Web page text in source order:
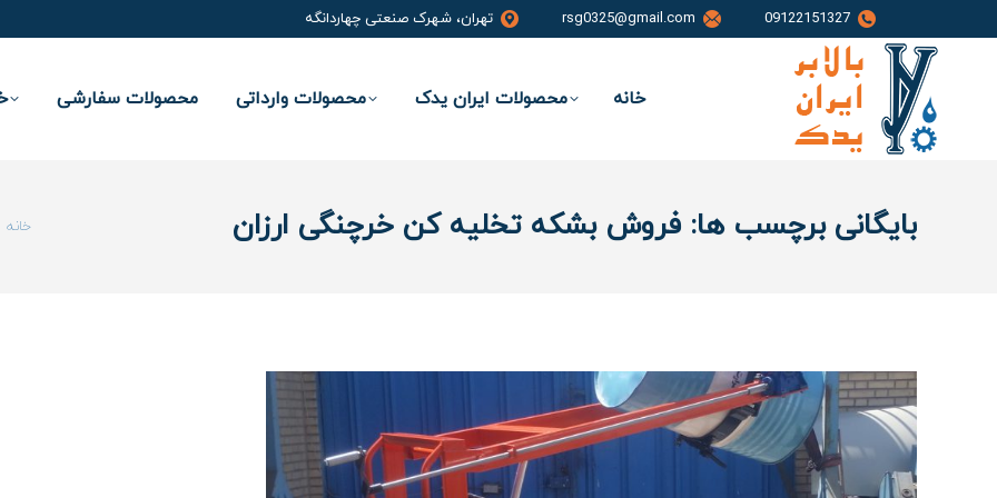
09122151327
rsg0325@gmail.com تهران، شهرک صنعتی چهاردانگه
خانه محصولات ایران یدک محصولات وارداتی محصولات سفارشی
بایگانی برچسب ها: فروش بشکه تخلیه کن خرچنگی ارزان شما
خانه